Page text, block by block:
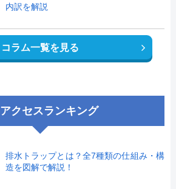
内訳を解説
コラム一覧を見る
アクセスランキング
排水トラップとは？全7種類の仕組み・構
造を図解で解説！